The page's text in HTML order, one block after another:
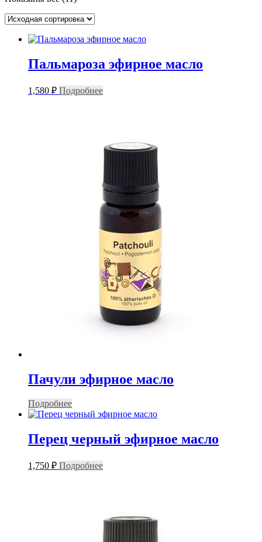
Пальмароза эфирное масло
1,580 ₽ Подробнее
Пачули эфирное масло
Подробнее
Перец черный эфирное масло
1,750 ₽ Подробнее